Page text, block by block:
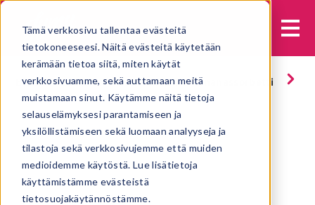
Tämä verkkosivu tallentaa evästeitä
tietokoneeseesi. Näitä evästeitä käytetään
kerämään tietoa siitä, miten käytät
verkkosivuamme, sekä auttamaan meitä
muistamaan sinut. Käytämme näitä tietoja
selauselämyksesi parantamiseen ja
yksilöllistämiseen sekä luomaan analyyseja ja
tilastoja sekä verkkosivujemme että muiden
medioidemme käytöstä. Lue lisätietoja
käyttämistämme evästeistä
tietosuojakäytännöstämme.
Etusivu Jäätelöt Ammattilaisille Ananassorbetti